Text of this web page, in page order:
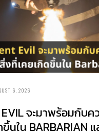
6, 2026
EVIL จะมาพร้อมกับ
นใน BARBARIAN แ